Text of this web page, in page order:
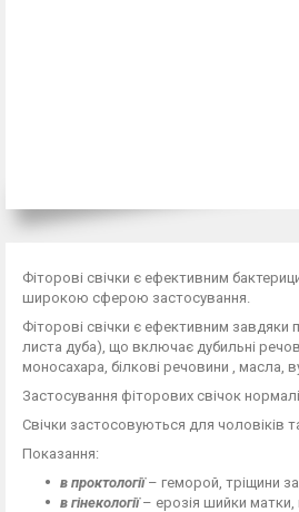
Фіторові свічки є ефективним
широкою сферою застосування.
Фіторові свічки є ефективним завдяки
листа дуба), що включає дубильні
моносахара, білкові речовини , масла,
Застосування фіторових свічок
Свічки застосовуються для чоловіків
Показання:
в проктології– геморой, тріщини
в гінекології– ерозія шийки матки,